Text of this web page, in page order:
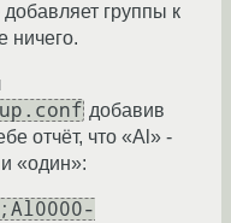
группы к
ничего.
добавив
отчёт, что «Al» -
«один»: